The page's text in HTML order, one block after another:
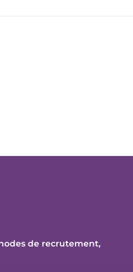
de recrutement,